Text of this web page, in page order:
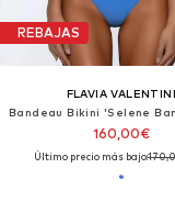
REBAJAS
FLAVIA VALENTINI
160,00€
Último precio más bajo: